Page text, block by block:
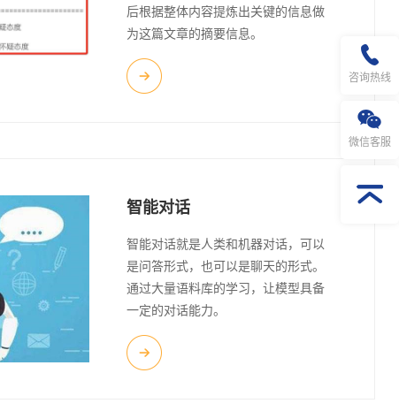
后根据整体内容提炼出关键的信息做
为这篇文章的摘要信息。
智能对话
智能对话就是人类和机器对话，可以
是问答形式，也可以是聊天的形式。
通过大量语料库的学习，让模型具备
一定的对话能力。
咨询热线
微信客服